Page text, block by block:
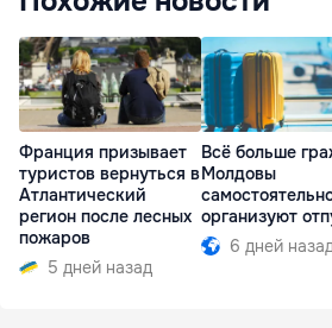
Франция призывает
туристов вернуться в
Атлантический
регион после лесных
пожаров
5 дней назад
Всё больше
Молдовы
организуют
6 дней